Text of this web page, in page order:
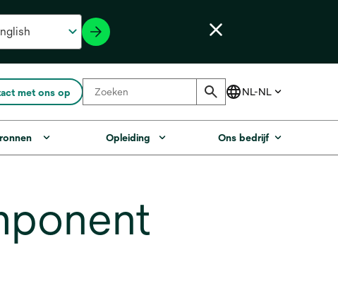
met ons op
Opleiding Ons bedrijf